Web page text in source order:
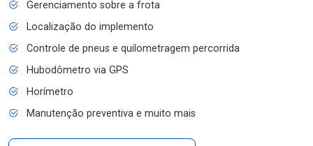
Gerenciamento sobre a frota
Localização do implemento
Controle de pneus e quilometragem percorrida
Hubodômetro via GPS
Horímetro
Manutenção preventiva e muito mais